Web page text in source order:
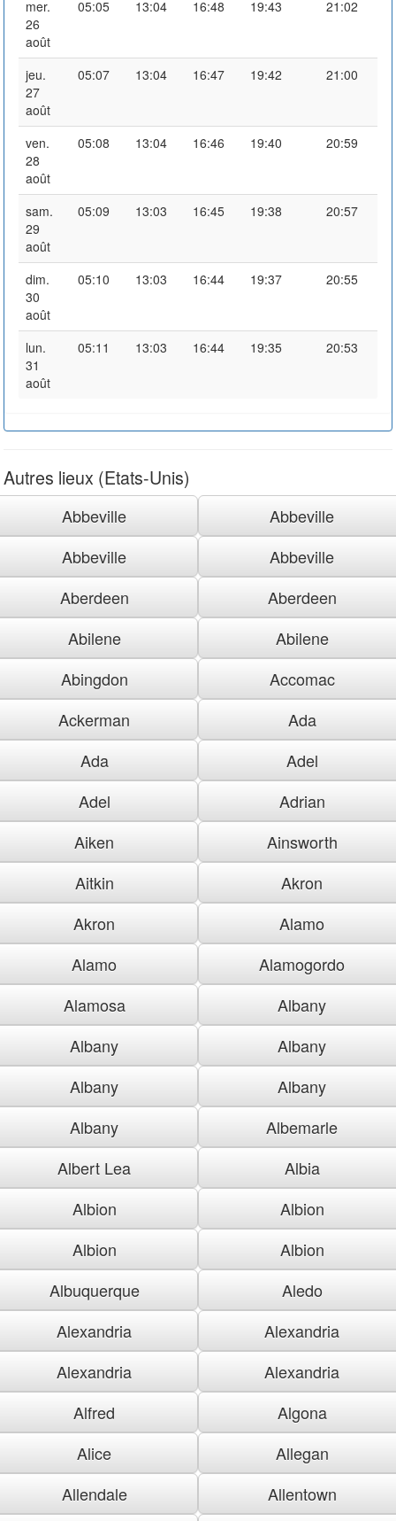
mer.
26
août
05:05 13:04 16:48 19:43 21:02
jeu.
27
août
05:07 13:04 16:47 19:42 21:00
ven.
28
août
05:08 13:04 16:46 19:40 20:59
sam.
29
août
05:09 13:03 16:45 19:38 20:57
dim.
30
août
05:10 13:03 16:44 19:37 20:55
lun.
31
août
05:11 13:03 16:44 19:35 20:53
Autres lieux (Etats-Unis)
Abbeville
Abbeville
Abbeville
Abbeville
Aberdeen
Aberdeen
Abilene
Abilene
Abingdon
Accomac
Ackerman
Ada
Ada
Adel
Adel
Adrian
Aiken
Ainsworth
Aitkin
Akron
Akron
Alamo
Alamo
Alamogordo
Alamosa
Albany
Albany
Albany
Albany
Albany
Albany
Albemarle
Albert Lea
Albia
Albion
Albion
Albion
Albion
Albuquerque
Aledo
Alexandria
Alexandria
Alexandria
Alexandria
Alfred
Algona
Alice
Allegan
Allendale
Allentown